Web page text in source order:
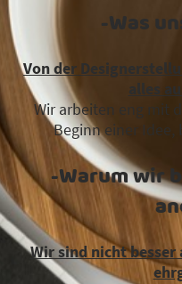
-Was
Von der
alles
Wir arbeiten eng mit
Beginn einer Idee,
-Warum wir
Wir sind nicht besser